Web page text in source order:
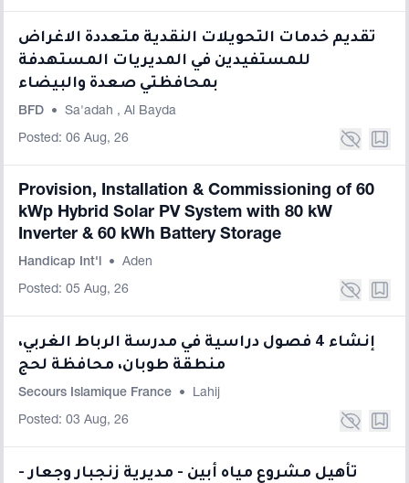
تقديم خدمات التحويلات النقدية متعددة الاغراض
للمستفيدين في المديريات المستهدفة
بمحافظتي صعدة والبيضاء
BFD • Sa'adah , Al Bayda
Posted: 06 Aug, 26
Provision, Installation & Commissioning of 60
kWp Hybrid Solar PV System with 80 kW
Inverter & 60 kWh Battery Storage
Handicap Int'l • Aden
Posted: 05 Aug, 26
إنشاء 4 فصول دراسية في مدرسة الرباط الغربي،
منطقة طوبان، محافظة لحج
Secours Islamique France • Lahij
Posted: 03 Aug, 26
تأهيل مشروع مياه أبين - مديرية زنجبار وجعار -